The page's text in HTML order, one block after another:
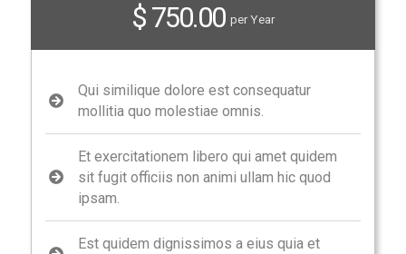
$ 750.00 per Year
Qui similique dolore est consequatur
mollitia quo molestiae omnis.
Et exercitationem libero qui amet quidem
sit fugit officiis non animi ullam hic quod
ipsam.
Est quidem dignissimos a eius quia et